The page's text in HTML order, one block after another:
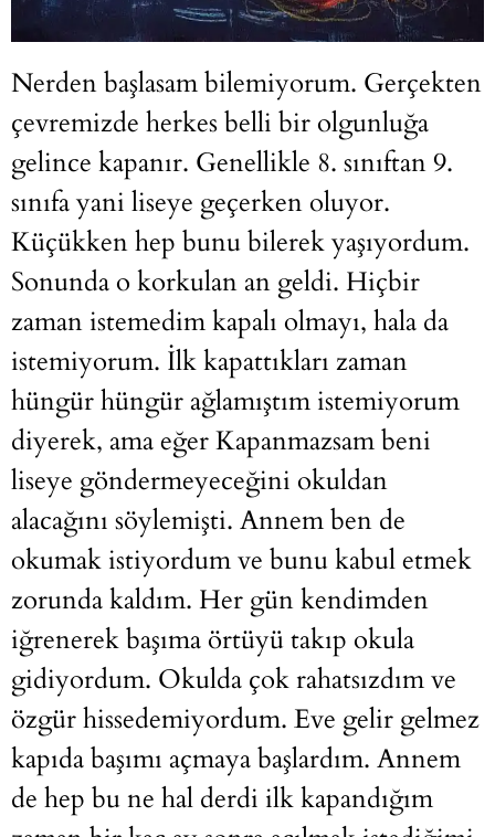
Nerden başlasam bilemiyorum. Gerçekten
çevremizde herkes belli bir olgunluğa
gelince kapanır. Genellikle 8. sınıftan 9.
sınıfa yani liseye geçerken oluyor.
Küçükken hep bunu bilerek yaşıyordum.
Sonunda o korkulan an geldi. Hiçbir
zaman istemedim kapalı olmayı, hala da
istemiyorum. İlk kapattıkları zaman
hüngür hüngür ağlamıştım istemiyorum
diyerek, ama eğer Kapanmazsam beni
liseye göndermeyeceğini okuldan
alacağını söylemişti. Annem ben de
okumak istiyordum ve bunu kabul etmek
zorunda kaldım. Her gün kendimden
iğrenerek başıma örtüyü takıp okula
gidiyordum. Okulda çok rahatsızdım ve
özgür hissedemiyordum. Eve gelir gelmez
kapıda başımı açmaya başlardım. Annem
de hep bu ne hal derdi ilk kapandığım